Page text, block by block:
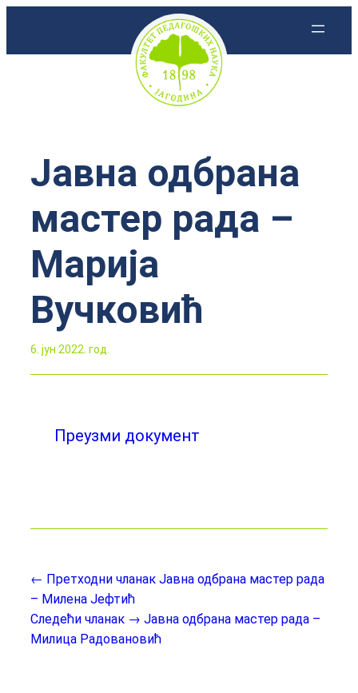
Јавна одбрана
мастер рада –
Марија
Вучковић
6. јун 2022. год.
Преузми документ
← Претходни чланак Јавна одбрана мастер рада
– Милена Јефтић
Следећи чланак → Јавна одбрана мастер рада –
Милица Радовановић